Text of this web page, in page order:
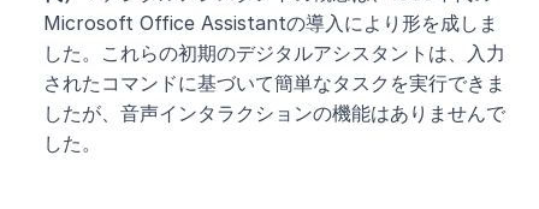
Microsoft Office Assistantの導入により形を成しま
した。これらの初期のデジタルアシスタントは、入力
されたコマンドに基づいて簡単なタスクを実行できま
したが、音声インタラクションの機能はありませんで
した。